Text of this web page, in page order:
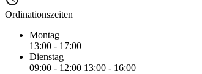
Ordinationszeiten
Montag
13:00 - 17:00
Dienstag
09:00 - 12:00 13:00 - 16:00